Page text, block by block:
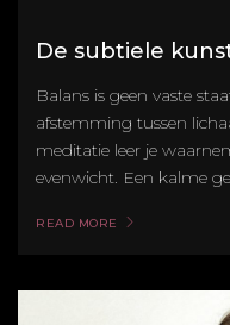
De subtiele
Balans is geen vaste
afstemming tussen
meditatie leer je
evenwicht. Een kalme
READ MORE